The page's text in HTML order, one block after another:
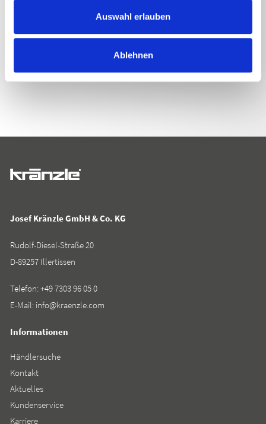
Auswahl erlauben
Ablehnen
ZURÜCK ZUR LISTE
Josef Kränzle GmbH & Co. KG
Rudolf-Diesel-Straße 20
D-89257 Illertissen
Telefon:+49 7303 96 05 0
E-Mail: info@kraenzle.com
Informationen
Händlersuche
Kontakt
Aktuelles
Kundenservice
Karriere